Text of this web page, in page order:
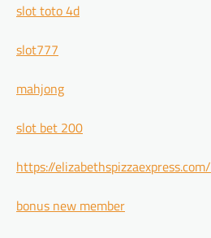
slot toto 4d
slot777
mahjong
slot bet 200
https://elizabethspizzaexpress.com/
bonus new member